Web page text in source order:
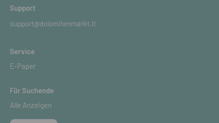
Support
support@dolomitenmarkt.it
Service
E-Paper
Für Suchende
Alle Anzeigen